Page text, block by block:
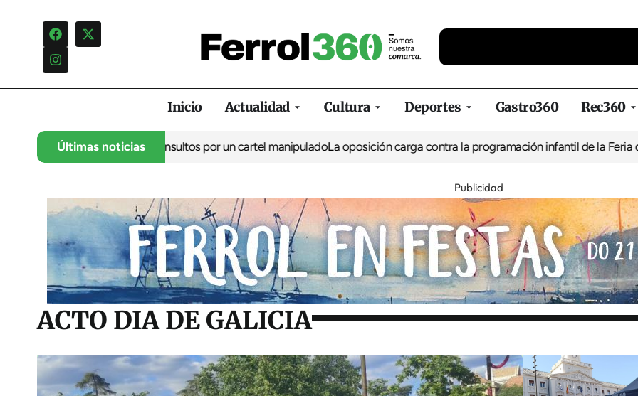
Inicio Actualidad Cultura Deportes Gastro360 Rec360
Últimas noticias
una campaña de insultos por un cartel manipuladoLa oposición carga contra la programación infantil de la Feria de la
Publicidad
ACTO DIA DE GALICIA